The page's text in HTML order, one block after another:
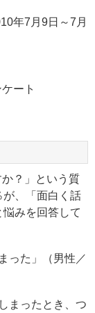
年7月9日～7月
ート
か？」という質
が、「面白く話
みを回答して
った」（男性／
まったとき、つ